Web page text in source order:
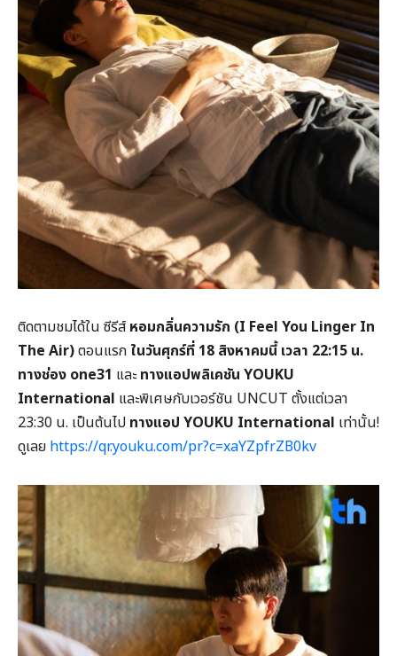
ติดตามชมได้ใน ซีรีส์ หอมกลิ่นความรัก (I Feel You Linger In
The Air)ตอนแรก ในวันศุกร์ที่ 18 สิงหาคมนี้ เวลา 22:15 น.
ทางช่อง one31 และทางแอปพลิเคชัน YOUKU
International และพิเศษกับเวอร์ชัน UNCUT ตั้งแต่เวลา
23:30 น. เป็นต้นไป ทางแอป YOUKU International เท่านั้น!
ดูเลย https://qr.youku.com/pr?c=xaYZpfrZB0kv